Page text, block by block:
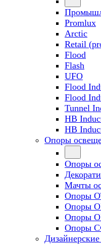
Promlux
Arctic
Retail
Flood
Flash
UFO
Flood
Flood
Tunnel
HB
HB
Опоры
Опоры
Мачты
Опоры
Опоры
Опоры
Опоры